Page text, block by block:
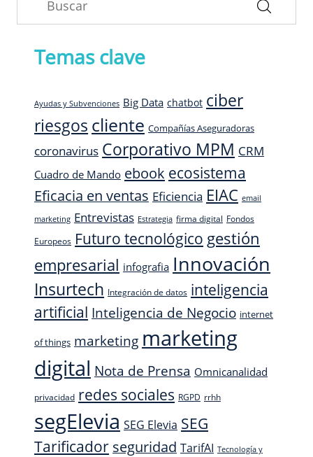
Temas clave
Ayudas y Subvenciones Big Data chatbot ciber
riesgos cliente Compañías Aseguradoras
coronavirus Corporativo MPM CRM
Cuadro de Mando ebook ecosistema
Eficacia en ventas Eficiencia EIAC email
marketing Entrevistas Estrategia firma digital Fondos
Europeos Futuro tecnológico gestión
empresarial infografia Innovación
Insurtech Integración de datos inteligencia
artificial Inteligencia de Negocio internet
of things marketing marketing
digital Nota de Prensa Omnicanalidad
privacidad redes sociales RGPD rrhh
segElevia SEG Elevia SEG
Tarificador seguridad TarifAI Tecnología y